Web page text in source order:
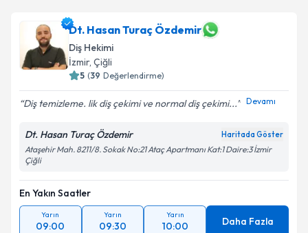
E-posta Adresiniz
Kişisel verilerimin işlenmesine ilişkinAydınlatma
kapsamda işlenmesini kabul ediyorum.
Dt. Hasan Turaç Özdemir
Diş Hekimi
İzmir, Çiğli
5 (39 Değerlendirme)
Diş temizleme. lik diş çekimi ve normal diş çekimi... Devamı
Dt. Hasan Turaç Özdemir Haritada Göster
Ataşehir Mah. 8211/8. Sokak No:21 Ataç Apartmanı Kat:1 Daire:3 İzmir
Çiğli
En Yakın Saatler
Yarın
09:00
Yarın
09:30
Yarın
10:00 Daha Fazla